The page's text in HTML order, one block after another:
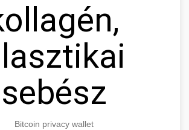
sebész
Bitcoin privacy wallet